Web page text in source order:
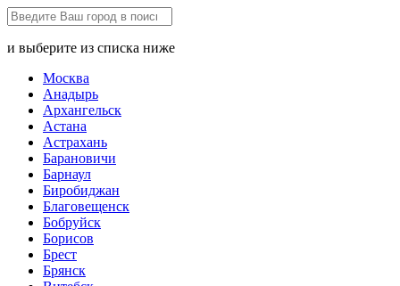
и выберите из списка ниже
Москва
Анадырь
Архангельск
Астана
Астрахань
Барановичи
Барнаул
Биробиджан
Благовещенск
Бобруйск
Борисов
Брест
Брянск